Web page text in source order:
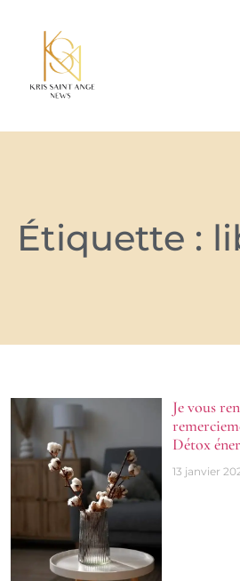
Étiquette :
Je vous
Détox
13 janvier